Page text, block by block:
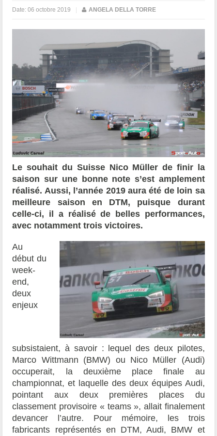
Date:06 octobre 2019 | ANGELA DELLA TORRE
Le souhait du Suisse Nico Müller de finir la
saison sur une bonne note s’est amplement
réalisé. Aussi, l’année 2019 aura été de loin sa
meilleure saison en DTM, puisque durant
celle-ci, il a réalisé de belles performances,
avec notamment trois victoires.
Au
début du
week-
end,
deux
enjeux
subsistaient, à savoir : lequel des deux pilotes,
Marco Wittmann (BMW) ou Nico Müller (Audi)
occuperait, la deuxième place finale au
championnat, et laquelle des deux équipes Audi,
pointant aux deux premières places du
classement provisoire « teams », allait finalement
devancer l’autre. Pour mémoire, les trois
fabricants représentés en DTM, Audi, BMW et